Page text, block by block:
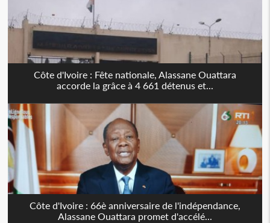
Côte d'Ivoire : Fête nationale, Alassane Ouattara
accorde la grâce à 4 661 détenus et...
Côte d'Ivoire : 66è anniversaire de l'indépendance,
Alassane Ouattara promet d'accélé...